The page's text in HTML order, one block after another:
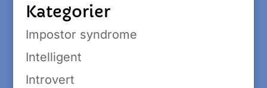
Kategorier
Impostor syndrome
Intelligent
Introvert